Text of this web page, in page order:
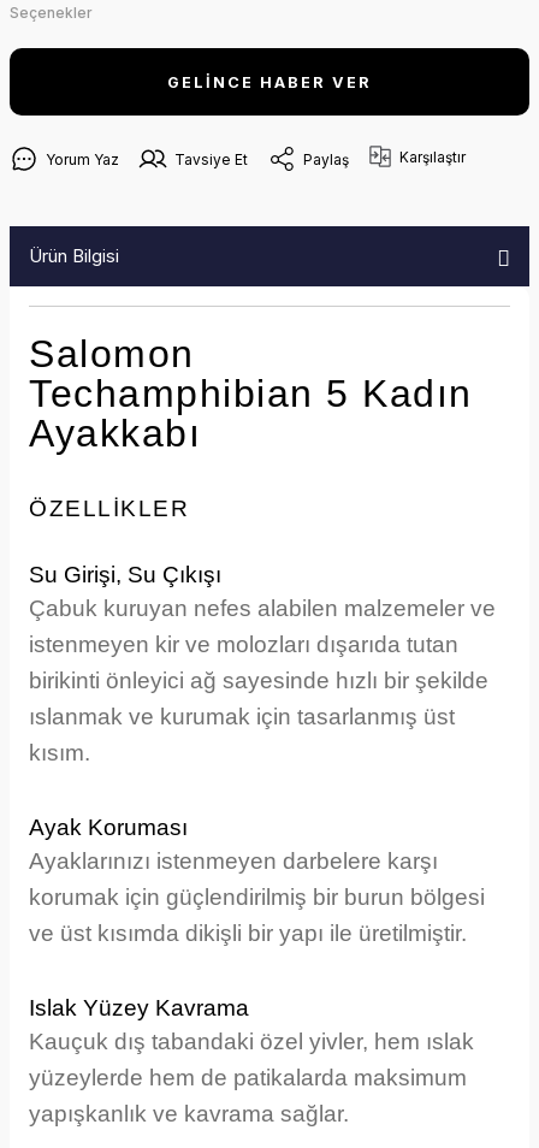
Seçenekler
GELİNCE HABER VER
Yorum Yaz Tavsiye Et Paylaş Karşılaştır
Ürün Bilgisi
Salomon
Techamphibian 5 Kadın
Ayakkabı
ÖZELLİKLER
Su Girişi, Su Çıkışı
Çabuk kuruyan nefes alabilen malzemeler ve
istenmeyen kir ve molozları dışarıda tutan
birikinti önleyici ağ sayesinde hızlı bir şekilde
ıslanmak ve kurumak için tasarlanmış üst
kısım.
Ayak Koruması
Ayaklarınızı istenmeyen darbelere karşı
korumak için güçlendirilmiş bir burun bölgesi
ve üst kısımda dikişli bir yapı ile üretilmiştir.
Islak Yüzey Kavrama
Kauçuk dış tabandaki özel yivler, hem ıslak
yüzeylerde hem de patikalarda maksimum
yapışkanlık ve kavrama sağlar.